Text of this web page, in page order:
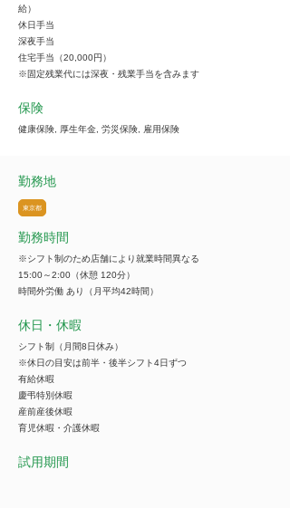
給）
休日手当
深夜手当
住宅手当（20,000円）
※固定残業代には深夜・残業手当を含みます
保険
健康保険, 厚生年金, 労災保険, 雇用保険
勤務地
東京都
勤務時間
※シフト制のため店舗により就業時間異なる
15:00～2:00（休憩 120分）
時間外労働 あり（月平均42時間）
休日・休暇
シフト制（月間8日休み）
※休日の目安は前半・後半シフト4日ずつ
有給休暇
慶弔特別休暇
産前産後休暇
育児休暇・介護休暇
試用期間